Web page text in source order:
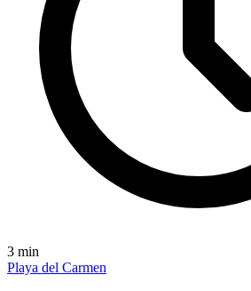
3 min
Playa del Carmen